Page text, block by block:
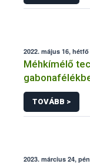
2022. május 16, hétfő
Méhkímélő
TOVÁBB >
2023. március 24,